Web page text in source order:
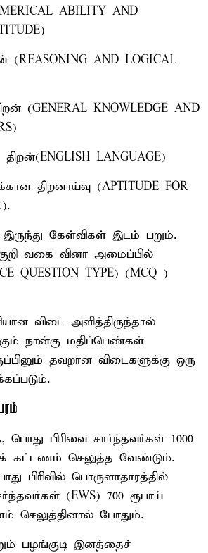
ABILITY AND
(REASONING AND LOGICAL
(GENERAL KNOWLEDGE AND
LANGUAGE)
திறனாய்வு (APTITUDE FOR
இருந்து கேள்விகள் இடம் பறும்.
வகை வினா அமைப்பில்
QUESTION TYPE) (MCQ )
விடை அளித்திருந்தால்
நான்கு மதிப்பெண்கள்
தவறான விடைகளுக்கு ஒரு
பொது பிரிவை சார்ந்தவர்கள் 1000
கட்டணம் செலுத்த வேண்டும்.
பிரிவில் பொருளாதாரத்தில்
(EWS) 700 ரூபாய்
செலுத்தினால் போதும்.
பழங்குடி இனத்தைச்